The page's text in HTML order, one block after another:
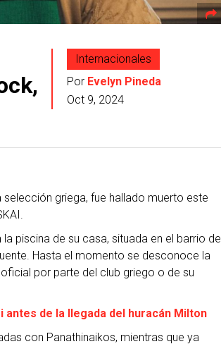
Internacionales
Por Evelyn Pineda
Oct 9, 2024
griega, fue hallado muerto este
piscina de su casa, situada en el barrio de
Hasta el momento se desconoce la
por parte del club griego o de su
de la llegada del huracán Milton
con Panathinaikos, mientras que ya